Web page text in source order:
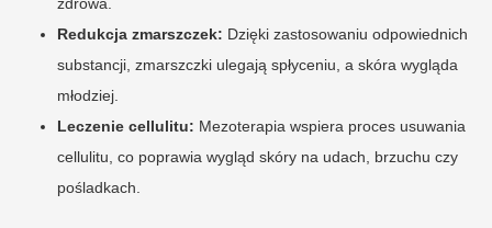
Redukcja zmarszczek: Dzięki zastosowaniu odpowiednich
substancji, zmarszczki ulegają spłyceniu, a skóra wygląda
młodziej.
Leczenie cellulitu: Mezoterapia wspiera proces usuwania
cellulitu, co poprawia wygląd skóry na udach, brzuchu czy
pośladkach.